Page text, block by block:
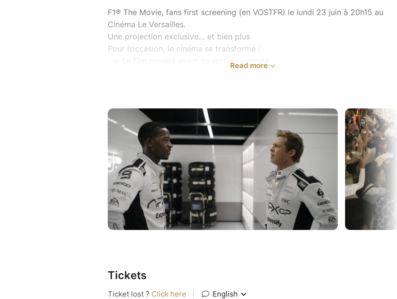
F1® The Movie, fans first screening (en VOSTFR) le lundi 23 juin à 20h15 au
Cinéma Le Versailles.
Une projection exclusive… et bien plus
Pour l’occasion, le cinéma se transforme :
Le film projeté avant sa sortie nationale
cinéma
Et… quelques BELLES SURPRISES à gagner !
Des accès privilégiés là où tout a été filmé,
Des souvenirs à emporter, signés de pilotes ou frappés du
sceau du circuit,
Une immersion guidée dans les coulisses d’une légende,
Et peut-être… un rendez-vous pour 2025, au cœur de la
course. ;)
Réservation indispensable, les places sont limitées.
Une soirée 100% F1®, 100% locale.
Pour les passionnés. Les vrais.
Read more
Tickets